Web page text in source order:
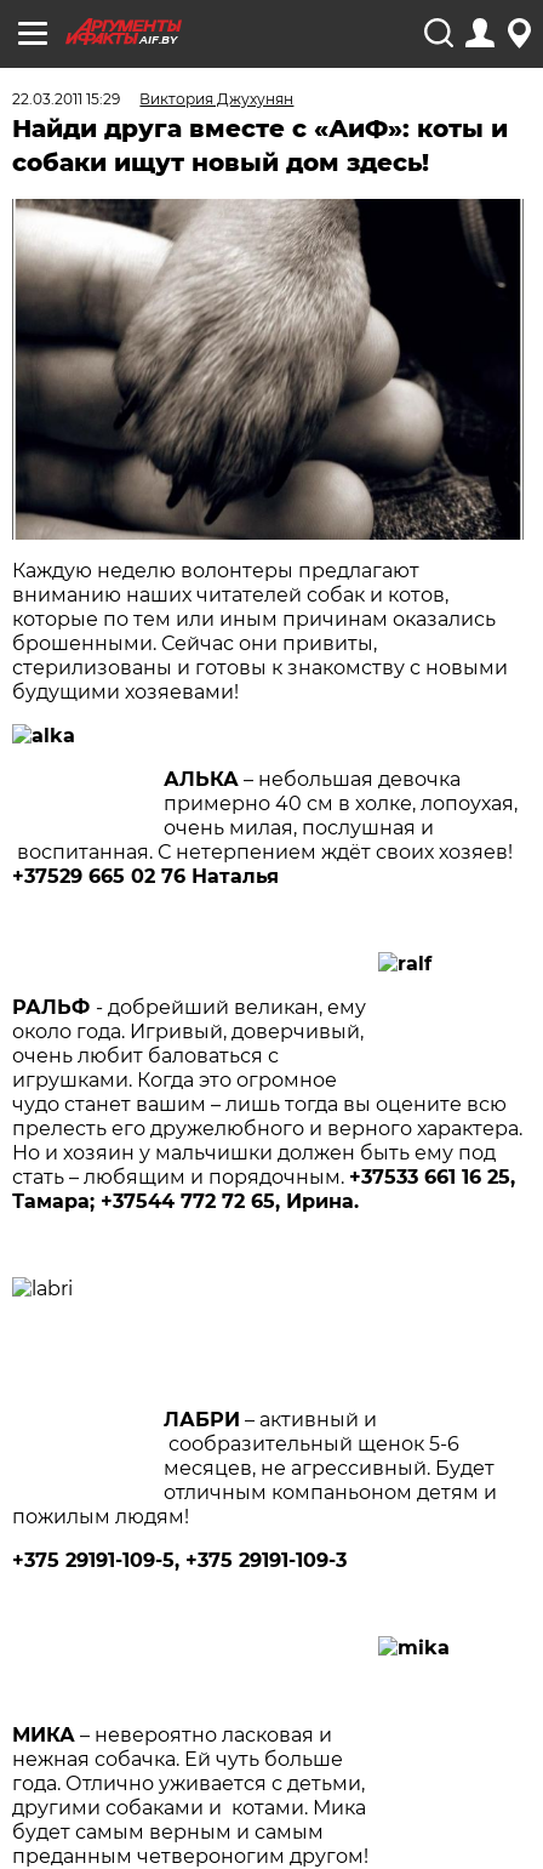
AIF.BY
22.03.2011 15:29 Виктория Джухунян
Найди друга вместе с «АиФ»: коты и
собаки ищут новый дом здесь!
Каждую неделю волонтеры предлагают
вниманию наших читателей собак и котов,
которые по тем или иным причинам оказались
брошенными. Сейчас они привиты,
стерилизованы и готовы к знакомству с новыми
будущими хозяевами!
АЛЬКА – небольшая девочка
примерно 40 см в холке, лопоухая,
очень милая, послушная и
воспитанная. С нетерпением ждёт своих хозяев!
+37529 665 02 76 Наталья
РАЛЬФ - добрейший великан, ему
около года. Игривый, доверчивый,
очень любит баловаться с
игрушками. Когда это огромное
чудо станет вашим – лишь тогда вы оцените всю
прелесть его дружелюбного и верного характера.
Но и хозяин у мальчишки должен быть ему под
стать – любящим и порядочным. +37533 661 16 25,
Тамара; +37544 772 72 65, Ирина.
ЛАБРИ – активный и
сообразительный щенок 5-6
месяцев, не агрессивный. Будет
отличным компаньоном детям и
пожилым людям!
+375 29191-109-5, +375 29191-109-3
МИКА – невероятно ласковая и
нежная собачка. Ей чуть больше
года. Отлично уживается с детьми,
другими собаками и котами. Мика
будет самым верным и самым
преданным четвероногим другом!